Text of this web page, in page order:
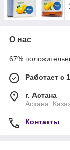
О нас
67%
Работает с
г. Астана
Астана,
Контакты